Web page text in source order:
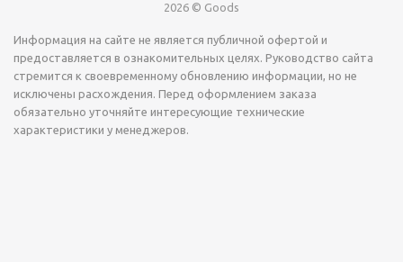
2026 © Goods
Информация на сайте не является публичной офертой и
предоставляется в ознакомительных целях. Руководство сайта
стремится к своевременному обновлению информации, но не
исключены расхождения. Перед оформлением заказа
обязательно уточняйте интересующие технические
характеристики у менеджеров.